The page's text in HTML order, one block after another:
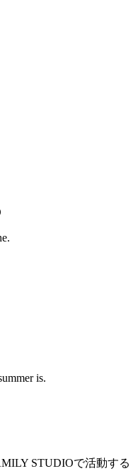
is.
STUDIOで活動する